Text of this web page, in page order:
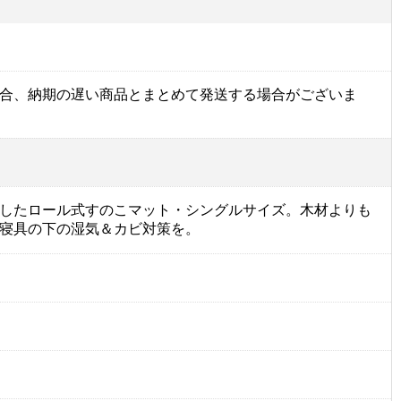
納期の遅い商品とまとめて発送する場合がございま
たロール式すのこマット・シングルサイズ。木材よりも
具の下の湿気＆カビ対策を。